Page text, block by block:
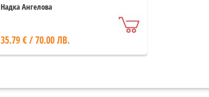
Надка Ангелова
35.79 € / 70.00 ЛВ.